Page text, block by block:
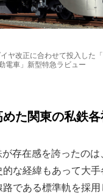
ヤ改正に合わせて投入した
電車」新型特急ラビュー
た関東の私鉄
存在感を誇ったのは
な経緯もあって大
である標準軌を採